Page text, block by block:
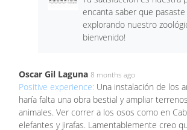
encanta saber que
explorando nuestro
bienvenido!
Oscar Gil Laguna 8 months ago
Positive experience: Una instalación de los
haría falta una obra bestial y ampliar
animales. Ver correr a los osos como en
elefantes y jirafas. Lamentablemente creo